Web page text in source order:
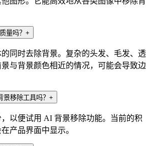
量吗？ +
同时去除背景。复杂的头发、毛发、透
与背景颜色相近的情况，可能会导致边
移除工具吗？ +
以便试用 AI 背景移除功能。当前的积
产品界面中显示。